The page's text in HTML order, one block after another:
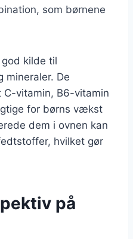
som børnene
kilde til
mineraler. De
vitamin, B6-vitamin
for børns vækst
dem i ovnen kan
hvilket gør
på